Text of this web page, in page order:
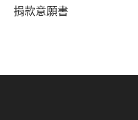
捐款意願書